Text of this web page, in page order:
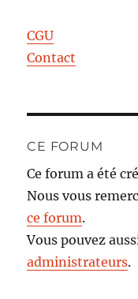
CGU
Contact
CE FORUM
Ce forum a été
Nous vous
ce forum.
Vous pouvez
administrateurs.